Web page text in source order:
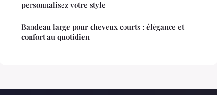
personnalisez votre style
Bandeau large pour cheveux courts : élégance et
confort au quotidien